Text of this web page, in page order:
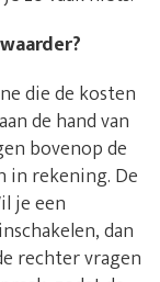
die de kosten
de hand van
bovenop de
in rekening. De
je een
dan
rechter vragen